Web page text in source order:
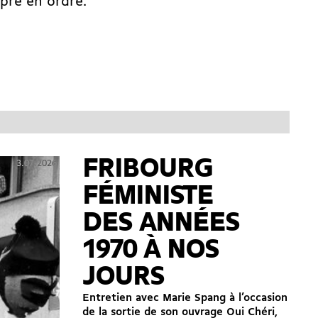
3.07.2026
FRIBOURG
FÉMINISTE
DES ANNÉES
1970 À NOS
JOURS
Entretien avec Marie Spang à l’occasion
de la sortie de son ouvrage Oui Chéri,